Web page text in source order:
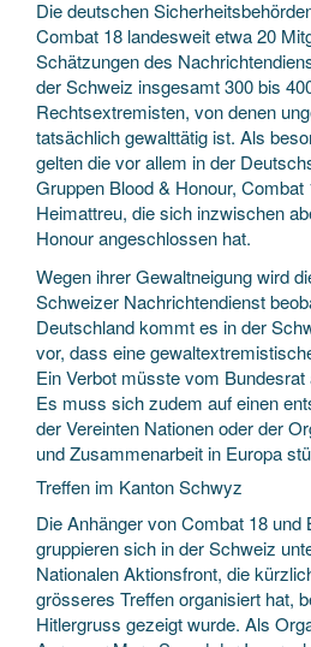
Die deutschen
Combat 18 landesweit etwa 20
Schätzungen des
der Schweiz insgesamt 300 bis
Rechtsextremisten, von denen
tatsächlich gewalttätig ist. Als
gelten die vor allem in der
Gruppen Blood & Honour,
Heimattreu, die sich inzwischen
Honour angeschlossen hat.
Wegen ihrer Gewaltneigung wird
Schweizer Nachrichtendienst
Deutschland kommt es in der
vor, dass eine
Ein Verbot müsste vom
Es muss sich zudem auf einen
der Vereinten Nationen oder der
und Zusammenarbeit in Europa
Treffen im Kanton Schwyz
Die Anhänger von Combat 18 und
gruppieren sich in der Schweiz
Nationalen Aktionsfront, die
grösseres Treffen organisiert hat,
Hitlergruss gezeigt wurde. Als